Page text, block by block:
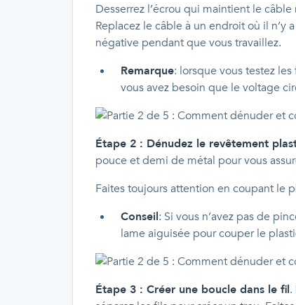
Desserrez l’écrou qui maintient le
Replacez le câble à un endroit où il n’y
négative pendant que vous travaillez.
Remarque: lorsque vous testez
vous avez besoin que le voltage
Étape 2 : Dénudez le revêtement
pouce et demi de métal pour vous
Faites toujours attention en coupant le
Conseil: Si vous n’avez pas de
lame aiguisée pour couper le
Étape 3 : Créer une boucle dans le fil.